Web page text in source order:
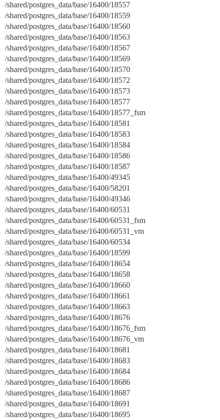
/shared/postgres_data/base/16400/18557
/shared/postgres_data/base/16400/18559
/shared/postgres_data/base/16400/18560
/shared/postgres_data/base/16400/18563
/shared/postgres_data/base/16400/18567
/shared/postgres_data/base/16400/18569
/shared/postgres_data/base/16400/18570
/shared/postgres_data/base/16400/18572
/shared/postgres_data/base/16400/18573
/shared/postgres_data/base/16400/18577
/shared/postgres_data/base/16400/18577_fsm
/shared/postgres_data/base/16400/18581
/shared/postgres_data/base/16400/18583
/shared/postgres_data/base/16400/18584
/shared/postgres_data/base/16400/18586
/shared/postgres_data/base/16400/18587
/shared/postgres_data/base/16400/49345
/shared/postgres_data/base/16400/58201
/shared/postgres_data/base/16400/49346
/shared/postgres_data/base/16400/60531
/shared/postgres_data/base/16400/60531_fsm
/shared/postgres_data/base/16400/60531_vm
/shared/postgres_data/base/16400/60534
/shared/postgres_data/base/16400/18599
/shared/postgres_data/base/16400/18654
/shared/postgres_data/base/16400/18658
/shared/postgres_data/base/16400/18660
/shared/postgres_data/base/16400/18661
/shared/postgres_data/base/16400/18663
/shared/postgres_data/base/16400/18676
/shared/postgres_data/base/16400/18676_fsm
/shared/postgres_data/base/16400/18676_vm
/shared/postgres_data/base/16400/18681
/shared/postgres_data/base/16400/18683
/shared/postgres_data/base/16400/18684
/shared/postgres_data/base/16400/18686
/shared/postgres_data/base/16400/18687
/shared/postgres_data/base/16400/18691
/shared/postgres_data/base/16400/18695